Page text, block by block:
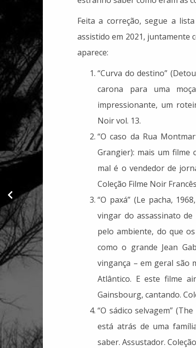
Livros que eu mais
gostei de ter lido em
Feita a correção, segue a
assistido em 2021, juntamente
aparece:
“Curva do destino”
carona para uma
impressionante, um
Noir vol. 13.
“O caso da Rua
Grangier): mais um filme
mal é o vendedor de
Coleção Filme Noir
“O paxá” (Le pacha,
vingar do assassinato
pelo ambiente, do que
como o grande Jean
vingança – em geral são
Atlântico. E este filme
Gainsbourg, cantando.
“O sádico selvagem”
está atrás de uma
saber. Assustador.